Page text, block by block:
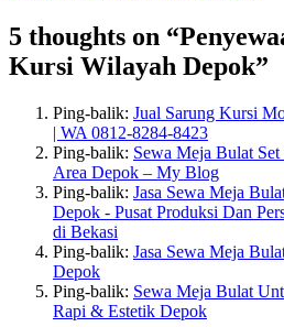
5 thoughts on
Kursi Wilayah Depok”
Ping-balik: Jual Sarung Kursi
| WA 0812-8284-8423
Ping-balik: Sewa Meja Bulat
Area Depok – My Blog
Ping-balik: Jasa Sewa Meja
Depok - Pusat Produksi Dan
di Bekasi
Ping-balik: Jasa Sewa Meja
Depok
Ping-balik: Sewa Meja Bulat
Rapi & Estetik Depok